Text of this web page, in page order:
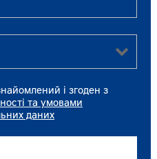
і згоден з
та умовами
даних